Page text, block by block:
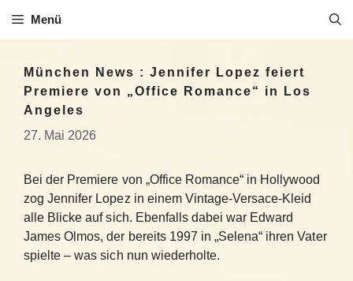
Inhalt
Menü
München News : Jennifer Lopez feiert
Premiere von „Office Romance“ in Los
Angeles
27. Mai 2026
Bei der Premiere von „Office Romance“ in Hollywood
zog Jennifer Lopez in einem Vintage-Versace-Kleid
alle Blicke auf sich. Ebenfalls dabei war Edward
James Olmos, der bereits 1997 in „Selena“ ihren Vater
spielte – was sich nun wiederholte.